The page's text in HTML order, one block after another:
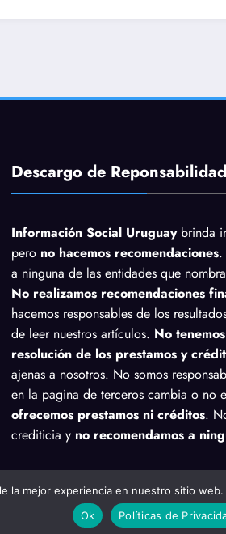
Descargo de Reponsabilidad
Información Social Uruguaybrinda
pero no hacemos recomendaciones.
a ninguna de las entidades que
No realizamos recomendaciones
hacemos responsables de los
de leer nuestros artículos. No
resolución de los prestamos y
ajenas a nosotros. No somos
en la pagina de terceros cambia o no
ofrecemos prestamos ni créditos.
crediticia y no recomendamos a
Desarrollado por Del
la mejor experiencia en nuestro sitio
Ok
Políticas de